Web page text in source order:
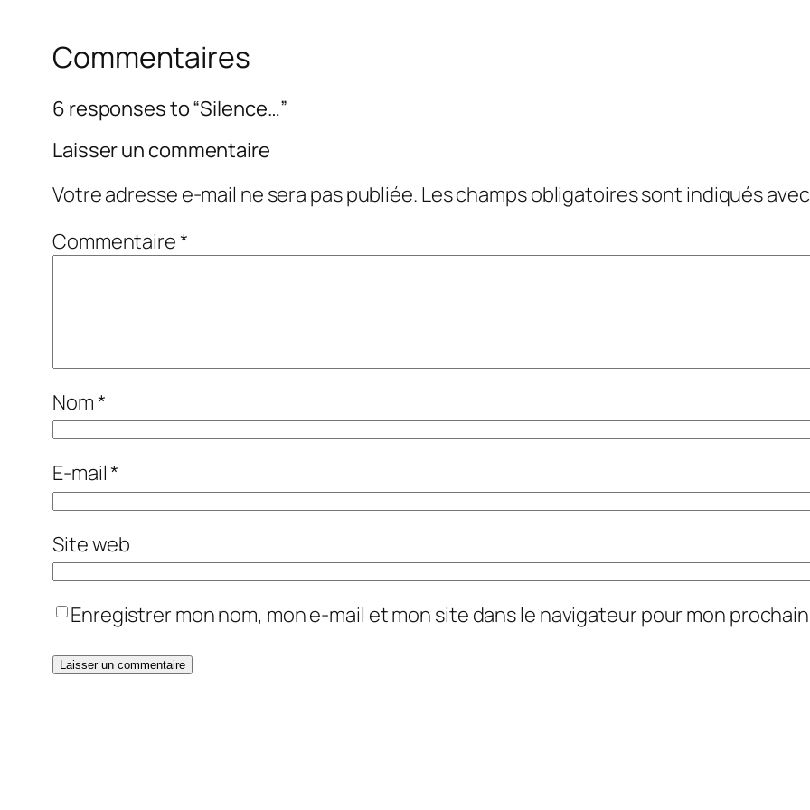
Commentaires
6 responses to “Silence…”
Laisser un commentaire
Votre adresse e-mail ne sera pas publiée. Les champs obligatoires sont indiqués
Commentaire*
Nom*
E-mail*
Site web
Enregistrer mon nom, mon e-mail et mon site dans le navigateur pour mon